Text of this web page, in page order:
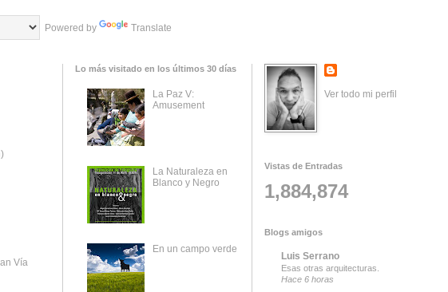
Powered by Translate
Vía
Lo más visitado en los últimos 30 días
La Paz V:
Amusement
La Naturaleza en
Blanco y Negro
En un campo verde
Ver todo mi perfil
Vistas de Entradas
1,884,874
Blogs amigos
Luis Serrano
Esas otras arquitecturas.
Hace 6 horas